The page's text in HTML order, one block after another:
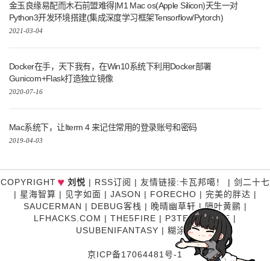
金玉良缘易配而木石前盟难得|M1 Mac os(Apple Silicon)天生一对
Python3开发环境搭建(集成深度学习框架Tensorflow/Pytorch)
2021-03-04
Docker在手，天下我有，在Win10系统下利用Docker部署
Gunicorn+Flask打造独立镜像
2020-07-16
Mac系统下，让Iterm 4 来记住常用的登录账号和密码
2019-04-03
COPYRIGHT♥ 刘悦 | RSS订阅 | 友情链接:卡瓦邦噶！ | 剑二十七
| 星海智算 | 见字如面 | JASON | FORECHO | 完美的胖达 |
SAUCERMAN | DEBUG客栈 | 晚晴幽草轩 |隔叶黄鹂 |
LFHACKS.COM | THE5FIRE | P3TERX ZONE |
USUBENIFANTASY | 糊涂说
京ICP备17064481号-1